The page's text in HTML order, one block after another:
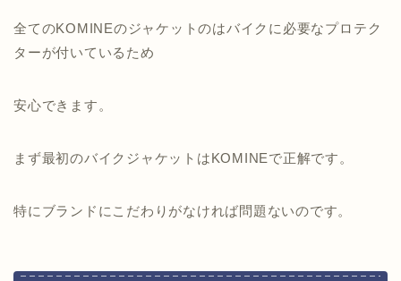
全てのKOMINEのジャケットのはバイクに必要なプロテク
ターが付いているため
安心できます。
まず最初のバイクジャケットはKOMINEで正解です。
特にブランドにこだわりがなければ問題ないのです。